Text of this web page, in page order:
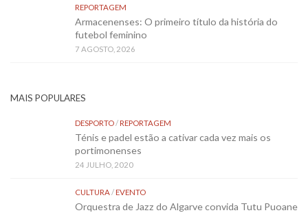
REPORTAGEM
Armacenenses: O primeiro título da história do
futebol feminino
7 AGOSTO, 2026
MAIS POPULARES
DESPORTO/REPORTAGEM
Ténis e padel estão a cativar cada vez mais os
portimonenses
24 JULHO, 2020
CULTURA/EVENTO
Orquestra de Jazz do Algarve convida Tutu Puoane